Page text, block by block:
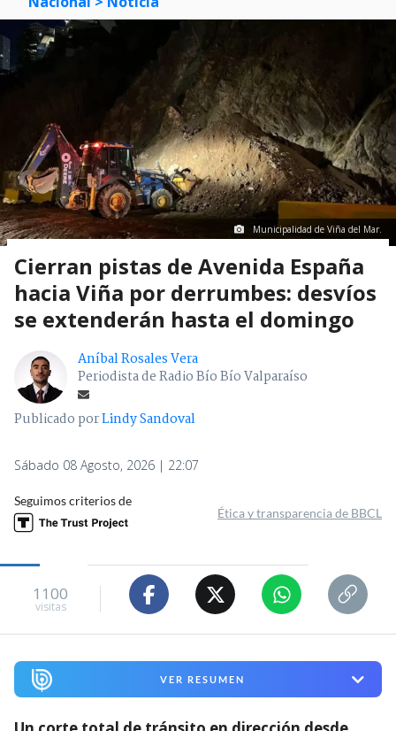
Municipalidad de Viña del Mar.
Cierran pistas de Avenida España
hacia Viña por derrumbes: desvíos
se extenderán hasta el domingo
Aníbal Rosales Vera
Periodista de Radio Bío Bío Valparaíso
Publicado porLindy Sandoval
Sábado 08 Agosto, 2026 | 22:07
Seguimos criterios de
Ética y transparencia de BBCL
1100
visitas
VER RESUMEN